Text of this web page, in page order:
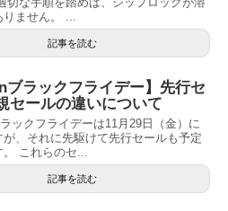
ません。 ...
記事を読む
ブラックフライデー】先行セ
セールの違いについて
ックフライデーは11月29日（金）に
、それに先駆けて先行セールも予定
これらのセ...
記事を読む